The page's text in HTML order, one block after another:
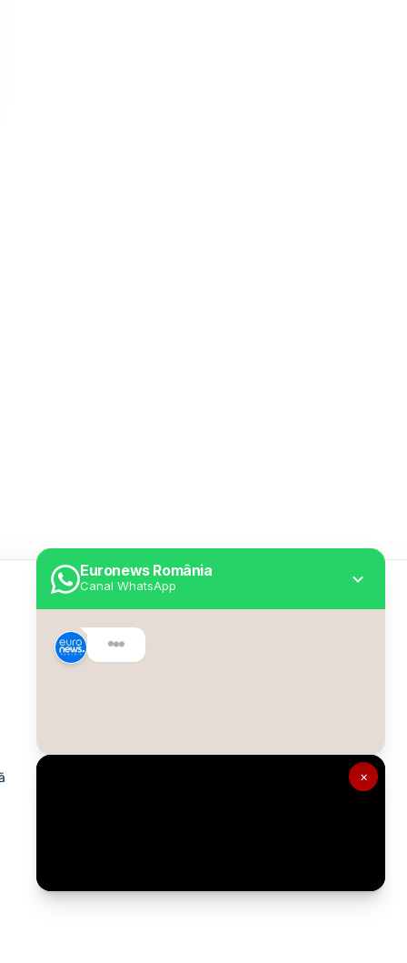
×
Euronews România
Canal WhatsApp
Despre Euronews